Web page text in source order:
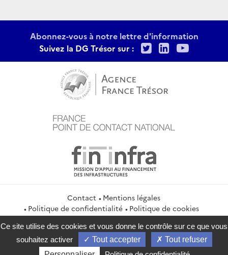
Abonnez-vous à notre lettre d'information
Suivez la DG Trésor sur :
TwitterLinkedIn
Contact
Mentions légales
Politique de confidentialité
Politique de cookies
Gestion des cookies
Flux RSS
service-public.gouv.fr
legifrance.gouv.fr
info.gouv.fr
data.gouv.fr
Ce site utilise des cookies et vous donne le contrôle sur ce que vous
souhaitez activer
Tout accepter
Tout refuser